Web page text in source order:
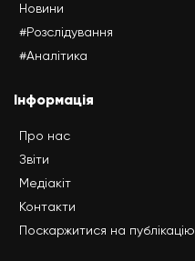
Новини
#Розслідування
#Аналітика
Інформація
Про нас
Звіти
Медіакіт
Контакти
Поскаржитися на публікацію